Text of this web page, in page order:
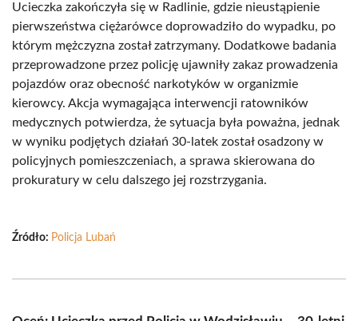
Ucieczka zakończyła się w Radlinie, gdzie nieustąpienie
pierwszeństwa ciężarówce doprowadziło do wypadku, po
którym mężczyzna został zatrzymany. Dodatkowe badania
przeprowadzone przez policję ujawniły zakaz prowadzenia
pojazdów oraz obecność narkotyków w organizmie
kierowcy. Akcja wymagająca interwencji ratowników
medycznych potwierdza, że sytuacja była poważna, jednak
w wyniku podjętych działań 30-latek został osadzony w
policyjnych pomieszczeniach, a sprawa skierowana do
prokuratury w celu dalszego jej rozstrzygania.
Źródło: Policja Lubań